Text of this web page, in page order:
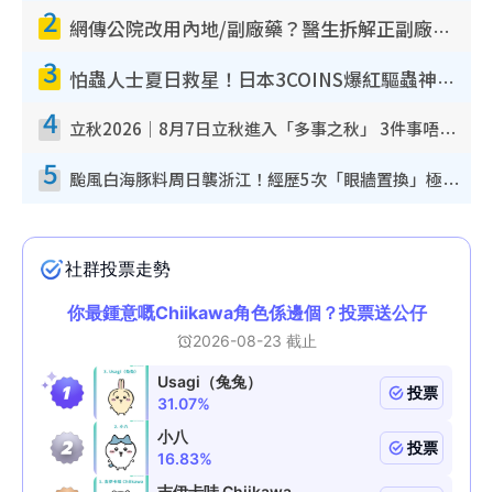
2 網傳公院改用內地/副廠藥？醫生拆解正副廠分別 揭4類人換藥隨時出事
3 怕蟲人士夏日救星！日本3COINS爆紅驅蟲神器$45起 1招「全程免觸碰」輕鬆搞定小強
4 立秋2026｜8月7日立秋進入「多事之秋」 3件事唔做得！專家教6招開運 清枱頭／銀包納氣接好運
5 颱風白海豚料周日襲浙江！經歷5次「眼牆置換」極罕見 成登陸內地最長途颱風